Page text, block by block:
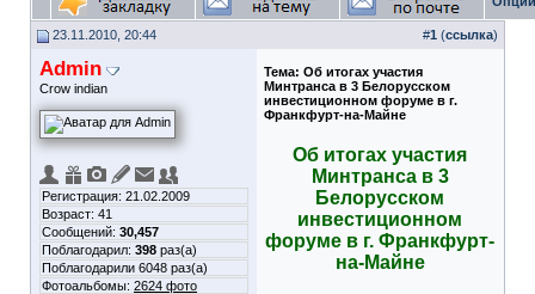
23.11.2010, 20:44 #1 (ссылка)
Admin
Crow indian
Регистрация: 21.02.2009
Возраст: 41
Сообщений: 30,457
Поблагодарил: 398 раз(а)
Поблагодарили 6048 раз(а)
Фотоальбомы: 2624 фото
Тема: Об итогах участия
Минтранса в 3 Белорусском
инвестиционном форуме в г.
Франкфурт-на-Майне
Об итогах участия
Минтранса в 3
Белорусском
инвестиционном
форуме в г. Франкфурт-
на-Майне